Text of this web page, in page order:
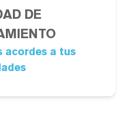
DE
acordes a tus